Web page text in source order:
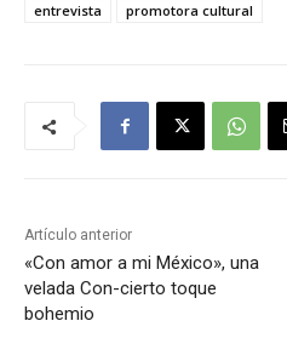
entrevista
promotora cultural
Artículo anterior
«Con amor a mi México», una
velada Con-cierto toque
bohemio